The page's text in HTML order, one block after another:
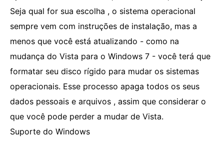
Seja qual for sua escolha , o sistema operacional
sempre vem com instruções de instalação, mas a
menos que você está atualizando - como na
mudança do Vista para o Windows 7 - você terá que
formatar seu disco rígido para mudar os sistemas
operacionais. Esse processo apaga todos os seus
dados pessoais e arquivos , assim que considerar o
que você pode perder a mudar de Vista.
Suporte do Windows